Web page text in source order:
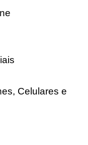
Celulares e